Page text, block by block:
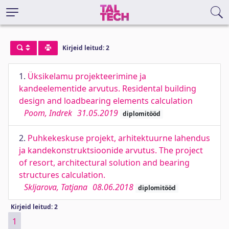
Kirjeid leitud: 2
1. Üksikelamu projekteerimine ja
kandeelementide arvutus. Residental building
design and loadbearing elements calculation
Poom, Indrek 31.05.2019 diplomitööd
2. Puhkekeskuse projekt, arhitektuurne lahendus
ja kandekonstruktsioonide arvutus. The project
of resort, architectural solution and bearing
structures calculation.
Skljarova, Tatjana 08.06.2018 diplomitööd
Kirjeid leitud: 2
1